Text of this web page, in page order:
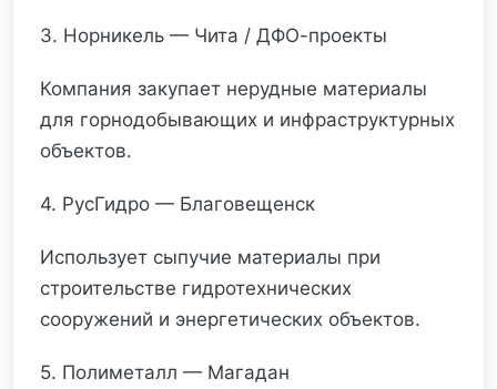
3. Норникель — Чита / ДФО-проекты
Компания закупает нерудные материалы
для горнодобывающих и инфраструктурных
объектов.
4. РусГидро — Благовещенск
Использует сыпучие материалы при
строительстве гидротехнических
сооружений и энергетических объектов.
5. Полиметалл — Магадан